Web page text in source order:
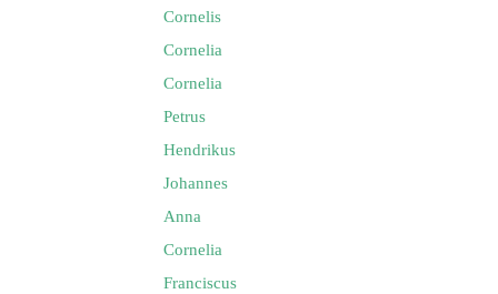
Cornelis
Cornelia
Cornelia
Petrus
Hendrikus
Johannes
Anna
Cornelia
Franciscus